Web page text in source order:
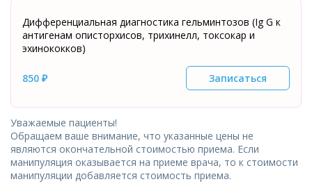
Дифференциальная диагностика гельминтозов (Ig G к
антигенам описторхисов, трихинелл, токсокар и
эхинококков)
850 ₽ Записаться
Уважаемые пациенты!
Обращаем ваше внимание, что указанные цены не
являются окончательной стоимостью приема. Если
манипуляция оказывается на приеме врача, то к стоимости
манипуляции добавляется стоимость приема.